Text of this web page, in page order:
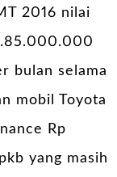
2016 nilai
bulan selama
mobil Toyota
Rp
yang masih